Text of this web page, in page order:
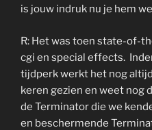
is jouw indruk nu je hem
R: Het was toen state-of-
cgi en special effects.
tijdperk werkt het nog
keren gezien en weet nog
de Terminator die we
en beschermende